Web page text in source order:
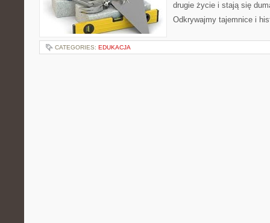
drugie życie i stają się
Odkrywajmy tajemnice i
CATEGORIES: EDUKACJA